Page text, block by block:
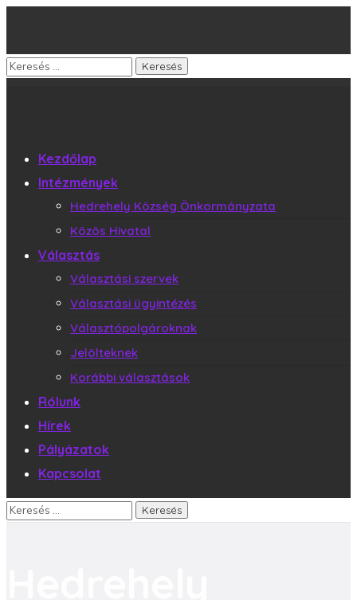
Kezdőlap
Intézmények
Hedrehely Község Önkormányzata
Közös Hivatal
Választás
Választási szervek
Választási ügyintézés
Választópolgároknak
Jelölteknek
Korábbi választások
Rólunk
Hírek
Pályázatok
Kapcsolat